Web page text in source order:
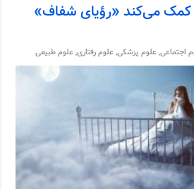
کمک می‌کند «رؤیای شفاف»
اجتماعی,علوم پزشکی,علوم رفتاری,علوم طبیعی